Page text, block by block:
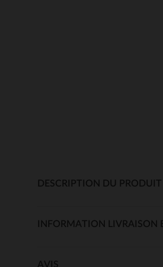
DESCRIPTION DU PRODUIT
INFORMATION LIVRAISON
AVIS